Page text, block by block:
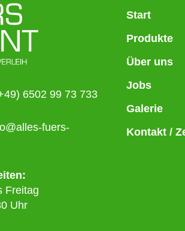
6502 99 73 733
fuers-
Freitag
Uhr
Start
Produkte
Über uns
Jobs
Galerie
Kontakt /